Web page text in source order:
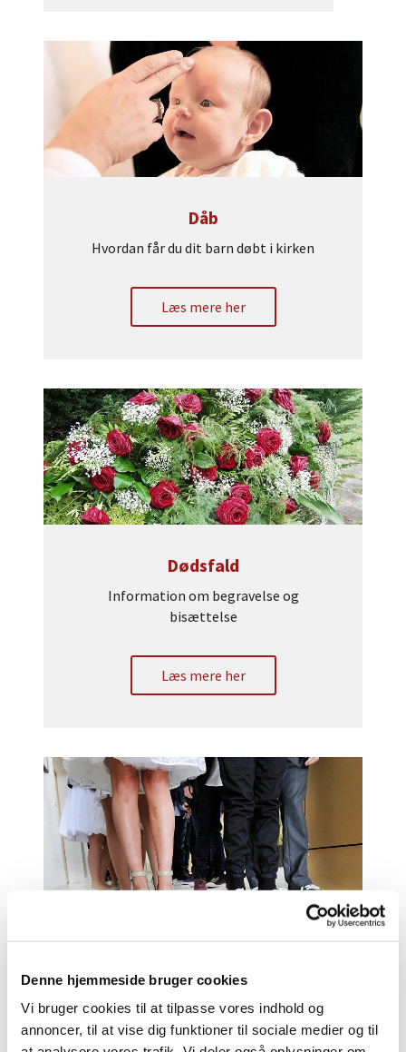
Denne hjemmeside bruger cookies
Vi bruger cookies til at tilpasse vores indhold og
annoncer, til at vise dig funktioner til sociale medier og til
Dåb
Hvordan får du dit barn døbt i kirken
Læs mere her
Dødsfald
Information om begravelse og
bisættelse
Læs mere her
forløbet
Læs mere her